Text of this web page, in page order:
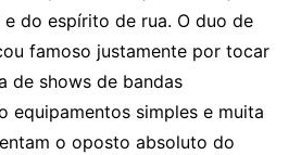
do espírito de rua. O duo de
famoso justamente por tocar
de shows de bandas
equipamentos simples e muita
o oposto absoluto do